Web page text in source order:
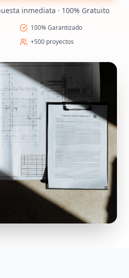
inmediata · 100% Gratuito
100% Garantizado
+500 proyectos